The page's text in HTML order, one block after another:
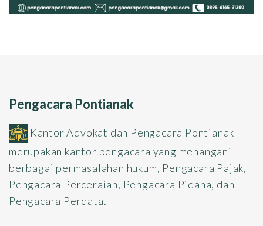
Pengacara Pontianak
Kantor Advokat dan Pengacara Pontianak
merupakan kantor pengacara yang menangani
berbagai permasalahan hukum, Pengacara Pajak,
Pengacara Perceraian, Pengacara Pidana, dan
Pengacara Perdata.